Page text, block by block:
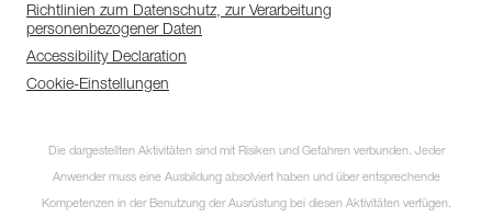
Richtlinien zum Datenschutz, zur Verarbeitung
personenbezogener Daten
Accessibility Declaration
Cookie-Einstellungen
Die dargestellten Aktivitäten sind mit Risiken und Gefahren verbunden. Jeder
Anwender muss eine Ausbildung absolviert haben und über entsprechende
Kompetenzen in der Benutzung der Ausrüstung bei diesen Aktivitäten verfügen.